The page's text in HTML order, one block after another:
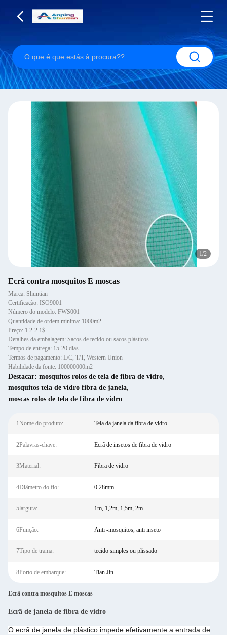
1/2
Ecrã contra mosquitos E moscas
Marca: Shuntian
Certificação: ISO9001
Número do modelo: FWS001
Quantidade de ordem mínima: 1000m2
Preço: 1.2-2.1$
Detalhes da embalagem: Sacos de tecido ou sacos plásticos
Tempo de entrega: 15-20 dias
Termos de pagamento: L/C, T/T, Western Union
Habilidade da fonte: 100000000m2
Destacar: mosquitos rolos de tela de fibra de vidro,
mosquitos tela de vidro fibra de janela,
moscas rolos de tela de fibra de vidro
1Nome do produto: Tela da janela da fibra de vidro
2Palavras-chave: Ecrã de insetos de fibra de vidro
3Material: Fibra de vidro
4Diâmetro do fio: 0.28mm
5largura: 1m, 1,2m, 1,5m, 2m
6Função: Anti -mosquitos, anti inseto
7Tipo de trama: tecido simples ou plissado
8Porto de embarque: Tian Jin
Ecrã contra mosquitos E moscas
Ecrã de janela de fibra de vidro
O ecrã de janela de plástico impede efetivamente a entrada de